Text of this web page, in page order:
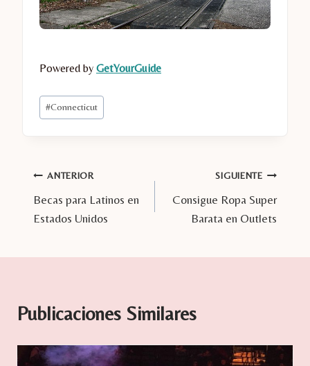
Powered by GetYourGuide
Etiquetas
de
#Connecticut
Navegación
de
ANTERIOR
Becas para Latinos en
Estados Unidos
SIGUIENTE
Consigue Ropa Super
Barata en Outlets
Publicaciones Similares